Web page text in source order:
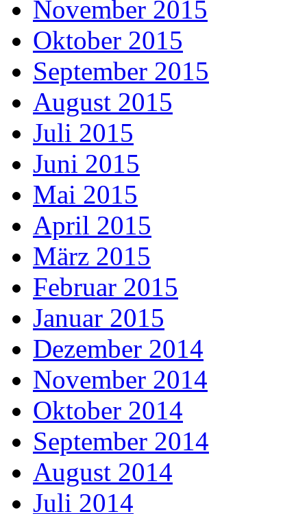
November 2015
Oktober 2015
September 2015
August 2015
Juli 2015
Juni 2015
Mai 2015
April 2015
März 2015
Februar 2015
Januar 2015
Dezember 2014
November 2014
Oktober 2014
September 2014
August 2014
Juli 2014